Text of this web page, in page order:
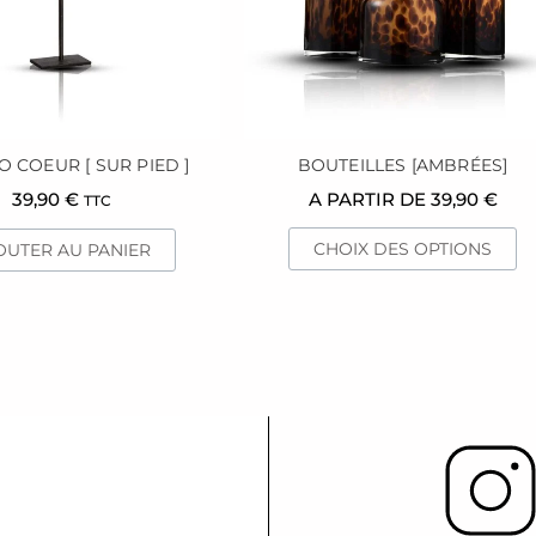
COEUR [ SUR PIED ]
39,90 € TTC
AU PANIER
BOUTEILLES [AMBRÉES]
A PARTIR DE 39,90 €
CHOIX DES OPTIONS